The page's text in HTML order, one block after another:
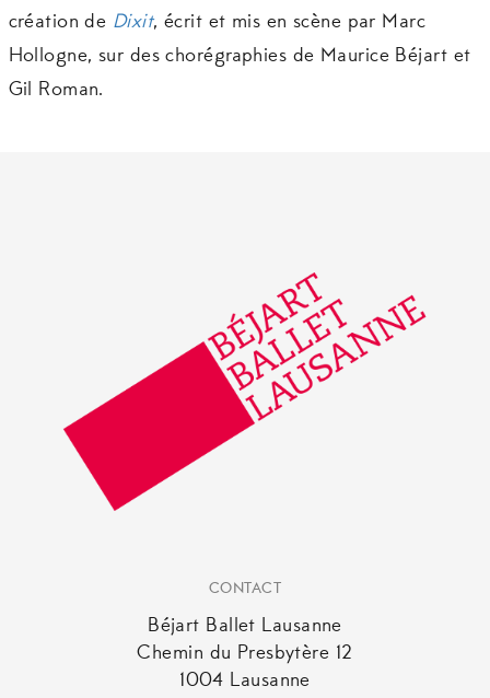
création de Dixit, écrit et mis en scène par Marc
Hollogne, sur des chorégraphies de Maurice Béjart et
Gil Roman.
CONTACT
Béjart Ballet Lausanne
Chemin du Presbytère 12
1004 Lausanne